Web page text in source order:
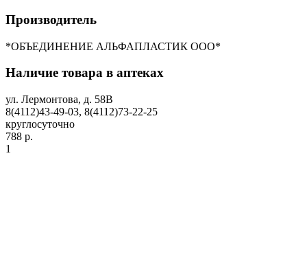
Производитель
*ОБЪЕДИНЕНИЕ АЛЬФАПЛАСТИК ООО*
Наличие товара в аптеках
ул. Лермонтова, д. 58В
8(4112)43-49-03, 8(4112)73-22-25
круглосуточно
788 р.
1